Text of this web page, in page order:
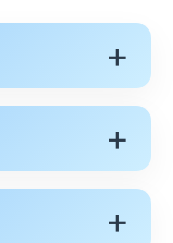
＋
＋
＋